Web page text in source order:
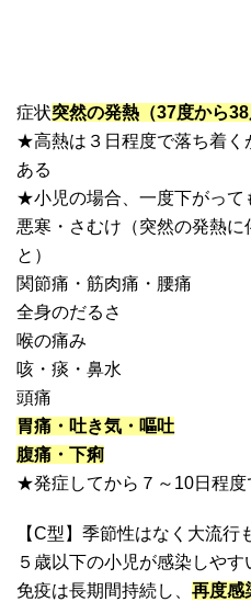
症状突然の発熱（37度から38
★高熱は３日程度で落ち着く
ある
★小児の場合、一度下がって
悪寒・さむけ（突然の発熱
と）
関節痛・筋肉痛・腰痛
全身のだるさ
喉の痛み
咳・痰・鼻水
頭痛
胃痛・吐き気・嘔吐
腹痛・下痢
★発症してから７～10日程度
【C型】季節性はなく大流行
５歳以下の小児が感染しやす
免疫は長期間持続し、 再度感